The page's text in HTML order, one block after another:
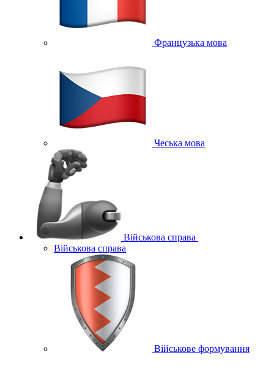
Французька мова
Чеська мова
Військова справа
Військова справа
Військове формування